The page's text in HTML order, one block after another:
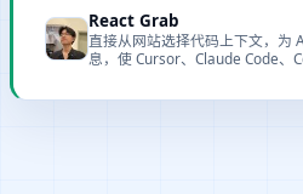
置技能。
React Grab
直接从网站选择代码上下文，为
息，使 Cursor、Claude Code、